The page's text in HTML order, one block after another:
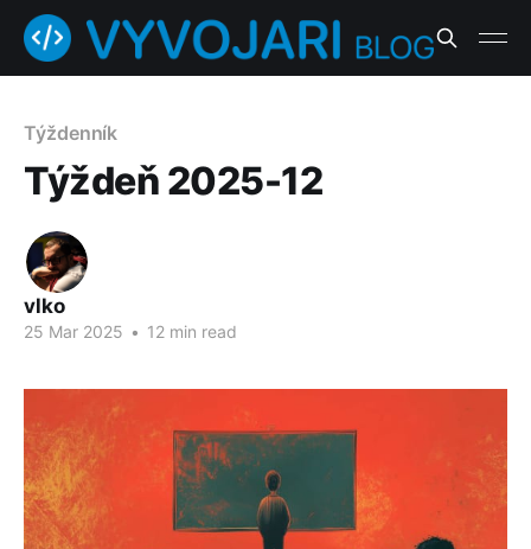
Týždenník
Týždeň 2025-12
vlko
25 Mar 2025 • 12 min read